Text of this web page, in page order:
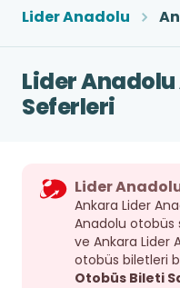
Lider Anadolu
Lider
Seferleri
Lider
Ankara Lider
Anadolu otobüs
ve Ankara Lider
otobüs biletleri
Otobüs Bileti